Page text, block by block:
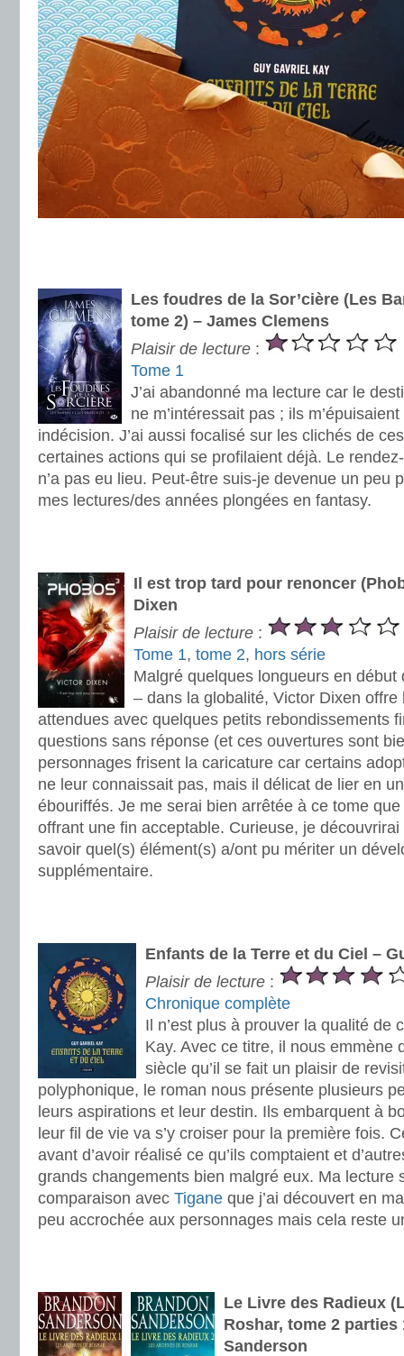
Les foudres de la Sor’cière (Les
tome 2) – James Clemens
Plaisir de lecture :
Tome 1
J’ai abandonné ma lecture car le
ne m’intéressait pas ; ils
indécision. J’ai aussi focalisé sur les clichés de
certaines actions qui se profilaient déjà. Le
n’a pas eu lieu. Peut-être suis-je devenue un peu
mes lectures/des années plongées en fantasy.
Il est trop tard pour renoncer
Dixen
Plaisir de lecture :
Tome 1, tome 2, hors série
Malgré quelques longueurs en
– dans la globalité, Victor Dixen offre
attendues avec quelques petits rebondissements
questions sans réponse (et ces ouvertures sont
personnages frisent la caricature car certains
ne leur connaissait pas, mais il délicat de lier en
ébouriffés. Je me serai bien arrêtée à ce tome
offrant une fin acceptable. Curieuse, je découvrirai
savoir quel(s) élément(s) a/ont pu mériter un
supplémentaire.
Enfants de la Terre et du Ciel –
Plaisir de lecture :
Chronique complète
Il n’est plus à prouver la qualité de
Kay. Avec ce titre, il nous emmène
siècle qu’il se fait un plaisir de
polyphonique, le roman nous présente plusieurs
leurs aspirations et leur destin. Ils embarquent à
leur fil de vie va s’y croiser pour la première fois.
avant d’avoir réalisé ce qu’ils comptaient et
grands changements bien malgré eux. Ma lecture
comparaison avec Tigane que j’ai découvert en
peu accrochée aux personnages mais cela reste
Le Livre des Radieux
Roshar, tome 2 parties
Sanderson